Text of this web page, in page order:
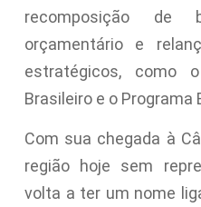
recomposição de
orçamentário e
estratégicos, como
Brasileiro e o Programa
Com sua chegada à
região hoje sem
volta a ter um nome